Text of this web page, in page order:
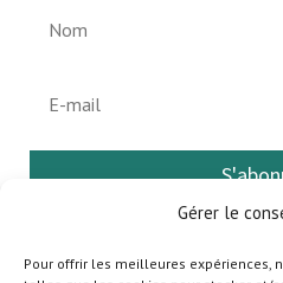
Gérer le
Pour offrir les meilleures expériences,